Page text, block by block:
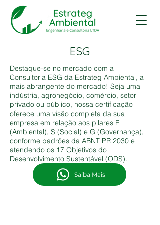
ESG
Destaque-se no mercado com a
Consultoria ESG da Estrateg Ambiental, a
mais abrangente do mercado! Seja uma
indústria, agronegócio, comércio, setor
privado ou público, nossa certificação
oferece uma visão completa da sua
empresa em relação aos pilares E
(Ambiental), S (Social) e G (Governança),
conforme padrões da ABNT PR 2030 e
atendendo os 17 Objetivos do
Desenvolvimento Sustentável (ODS).
Saiba Mais